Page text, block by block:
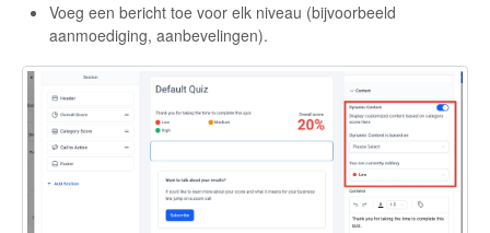
Voeg een bericht toe voor elk niveau (bijvoorbeeld
aanmoediging, aanbevelingen).